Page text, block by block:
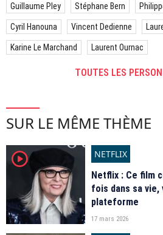
Guillaume Pley Stéphane Bern
Cyril Hanouna Vincent Dedienne
Karine Le Marchand Laurent Ournac
TOUTES LES
SUR LE MÊME THÈME
player2
NETFLIX
Netflix : Ce film
fois dans sa
plateforme
17 mars 2026